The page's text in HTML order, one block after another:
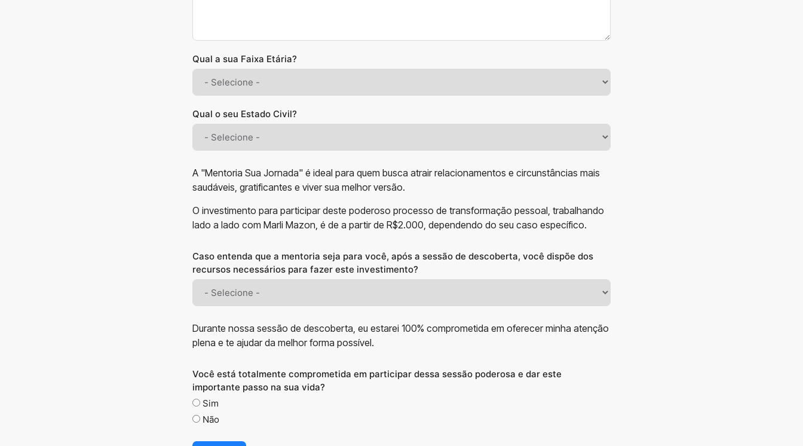
Qual a sua Faixa Etária?
Qual o seu Estado Civil?
A "Mentoria Sua Jornada" é ideal para quem busca atrair relacionamentos e circunstâncias mais
saudáveis, gratificantes e viver sua melhor versão.
O investimento para participar deste poderoso processo de transformação pessoal, trabalhando
lado a lado com Marli Mazon, é de a partir de R$2.000, dependendo do seu caso específico.
Caso entenda que a mentoria seja para você, após a sessão de descoberta, você dispõe dos
recursos necessários para fazer este investimento?
Durante nossa sessão de descoberta, eu estarei 100% comprometida em oferecer minha atenção
plena e te ajudar da melhor forma possível.
Você está totalmente comprometida em participar dessa sessão poderosa e dar este
importante passo na sua vida?
Sim
Não